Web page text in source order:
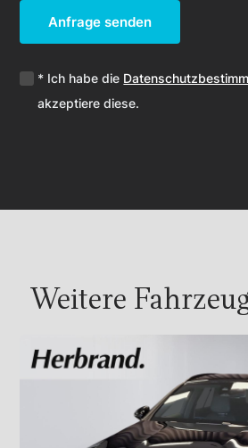
Anfrage senden
* Ich habe die
akzeptiere diese.
Weitere